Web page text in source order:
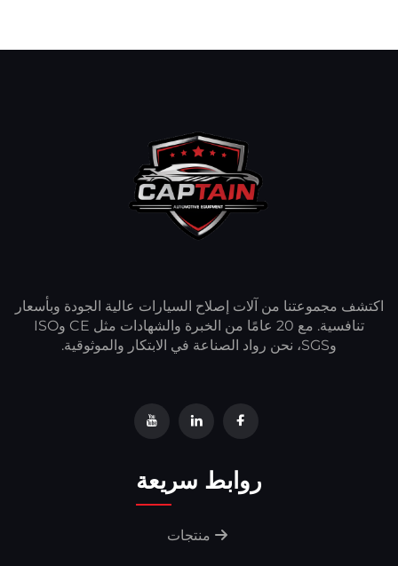
اكتشف مجموعتنا من آلات إصلاح السيارات عالية الجودة وبأسعار
تنافسية. مع 20 عامًا من الخبرة والشهادات مثل CE وISO
وSGS، نحن رواد الصناعة في الابتكار والموثوقية.
روابط سريعة
منتجات